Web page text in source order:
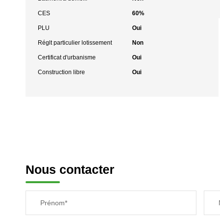
CES 60%
PLU Oui
Réglt particulier lotissement Non
Certificat d'urbanisme Oui
Construction libre Oui
Nous contacter
Prénom*